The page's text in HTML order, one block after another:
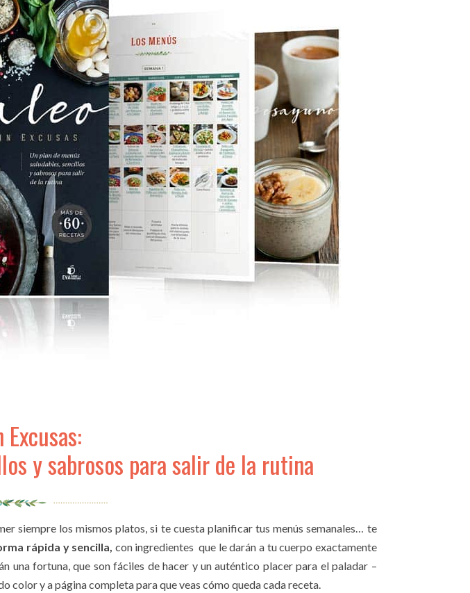
Excusas:
y sabrosos para salir de la rutina
siempre los mismos platos, si te cuesta planificar tus menús semanales… te
rápida y sencilla, con ingredientes que le darán a tu cuerpo exactamente
una fortuna, que son fáciles de hacer y un auténtico placer para el paladar –
color y a página completa para que veas cómo queda cada receta.